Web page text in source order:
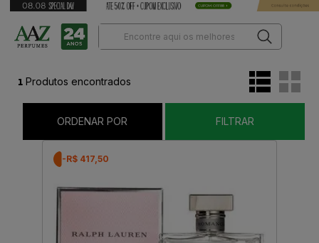
1 Produtos encontrados
ORDENAR POR FILTRAR
-R$ 417,50